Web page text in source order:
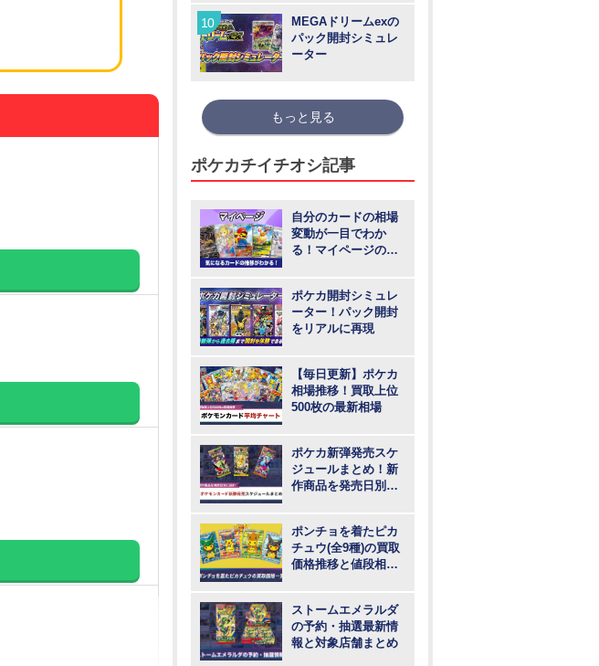
MEGAドリームexの
パック開封シミュレ
ーター
もっと見る
ポケカチイチオシ記事
自分のカードの相場
変動が一目でわか
る！マイページの登
ポケカ開封シミュレ
ーター！パック開封
をリアルに再現
【毎日更新】ポケカ
相場推移！買取上位
500枚の最新相場
ポケカ新弾発売スケ
ジュールまとめ！新
作商品を発売日別に
ポンチョを着たピカ
チュウ(全9種)の買取
価格推移と値段相
ストームエメラルダ
の予約・抽選最新情
報と対象店舗まとめ